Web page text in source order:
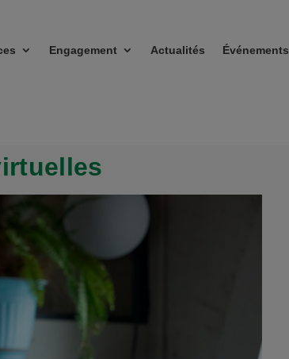
Engagement Actualités Événements